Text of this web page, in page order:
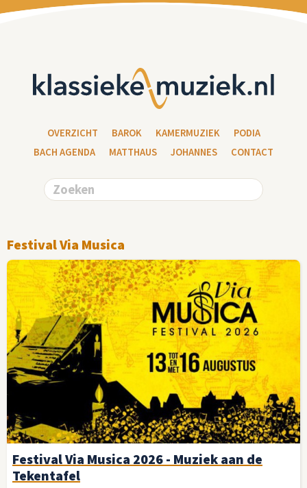
OVERZICHT BAROK KAMERMUZIEK
PODIA
BACH AGENDA
MATTHAUS JOHANNES CONTACT
Festival Via Musica
Festival Via Musica 2026 - Muziek aan de
Tekentafel